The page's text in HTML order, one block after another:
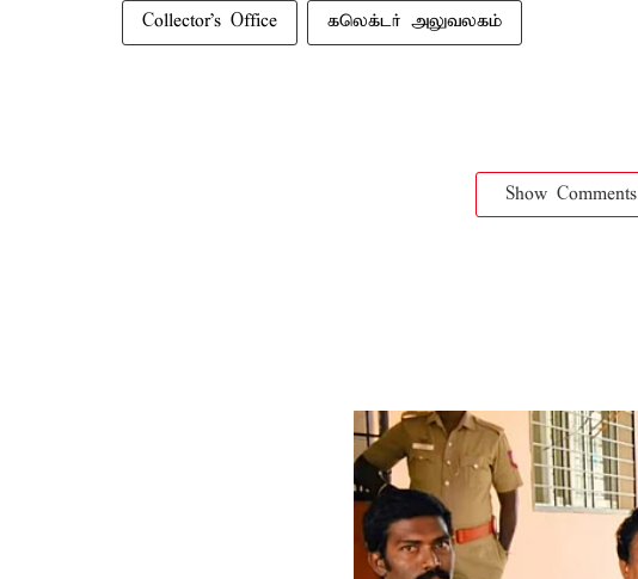
Collector's Office கலெக்டர் அலுவலகம்
Show Comments